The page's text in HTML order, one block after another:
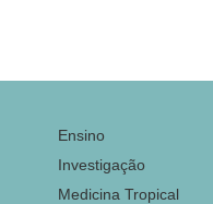
Ensino
Investigação
Medicina Tropical